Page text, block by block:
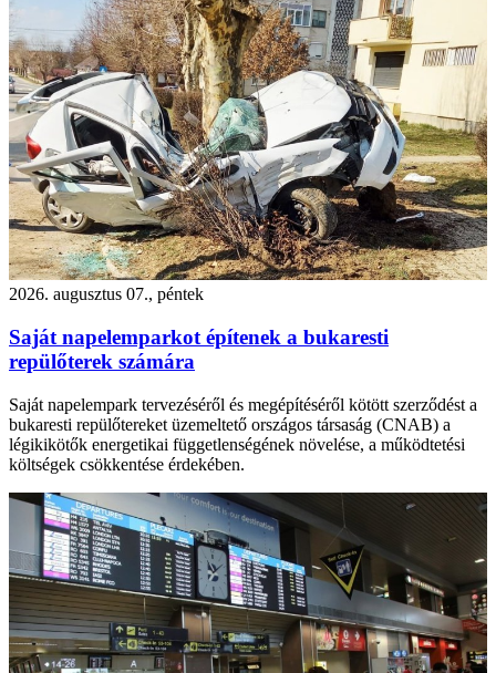
2026. augusztus 07., péntek
Saját napelemparkot építenek a bukaresti
repülőterek számára
Saját napelempark tervezéséről és megépítéséről kötött szerződést a
bukaresti repülőtereket üzemeltető országos társaság (CNAB) a
légikikötők energetikai függetlenségének növelése, a működtetési
költségek csökkentése érdekében.